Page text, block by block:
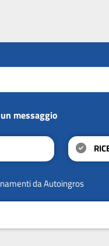
messaggio
da Autoingros